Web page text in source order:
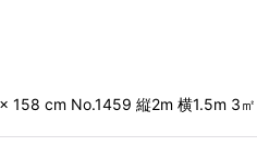
158 cm No.1459 縦2m 横1.5m 3